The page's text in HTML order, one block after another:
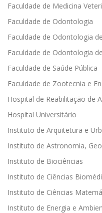
Faculdade de Medicina
Faculdade de Odontologia
Faculdade de Odontologia
Faculdade de Odontologia
Faculdade de Saúde Pública
Faculdade de Zootecnia e
Hospital de Reabilitação de
Hospital Universitário
Instituto de Arquitetura e
Instituto de Astronomia,
Instituto de Biociências
Instituto de Ciências
Instituto de Ciências
Instituto de Energia e